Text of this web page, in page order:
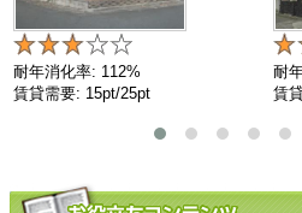
耐年消化率: 112%
賃貸需要: 15pt/25pt
耐
賃